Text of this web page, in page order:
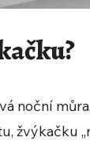
noční
žvýkačku